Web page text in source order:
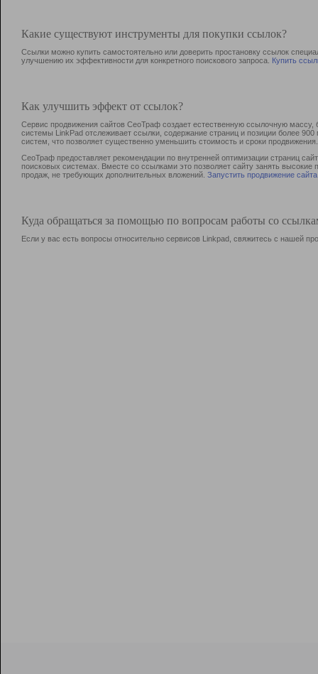
Какие существуют инструменты для покупки ссылок?
Ссылки можно купить самостоятельно или доверить простановку ссылок
улучшению их эффективности для конкретного поискового запроса. Купить
Как улучшить эффект от ссылок?
Сервис продвижения сайтов СеоТраф создает естественную ссылочную
системы LinkPad отслеживает ссылки, содержание страниц и позиции более
систем, что позволяет существенно уменьшить стоимость и сроки продвижения.
СеоТраф предоставляет рекомендации по внутренней оптимизации страниц
поисковых системах. Вместе со ссылками это позволяет сайту занять
продаж, не требующих дополнительных вложений. Запустить продвижение сайта
Куда обращаться за помощью по вопросам работы со
Если у вас есть вопросы относительно сервисов Linkpad, свяжитесь с нашей